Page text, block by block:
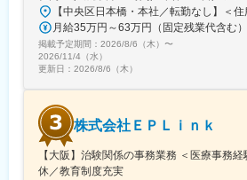
・5日間のリフレッシュ休暇制度や、
暇。
・産前産後休暇（妊娠中時短勤務あり
得できる育児休業、
復帰後は短時間勤務制度の利用も可能。
変更の範囲：会社の定める業務
掲載予定期間： 2026/8/6（木） 〜
2026/11/4（水）
更新日： 2026/8/6（木）
株式会社ＥＰＬｉｎｋ
【大阪】治験関係の事務業務 ＜医療事務
休／教育制度充実